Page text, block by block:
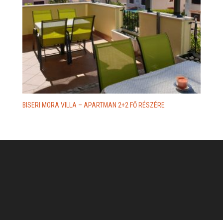
BISERI MORA VILLA – APARTMAN 2+2 FŐ RÉSZÉRE